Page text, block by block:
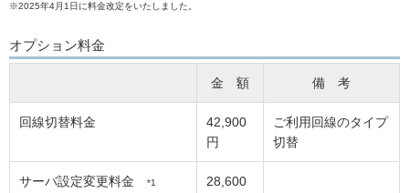
※2025年4月1日に料金改定をいたしました。
オプション料金
金 額 備 考
回線切替料金
42,900
円
ご利用回線のタイプ
切替
サーバ設定変更料金 *1
28,600